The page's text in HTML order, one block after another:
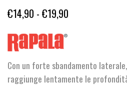
€14,90 - €19,90
da
€14,90
Con un forte sbandamento
raggiunge lentamente le